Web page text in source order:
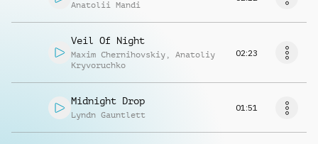
Anatolii Mandi
Veil Of Night
Maxim Chernihovskiy , Anatoliy
Kryvoruchko
02:23
Midnight Drop
Lyndn Gauntlett
01:51